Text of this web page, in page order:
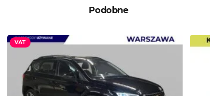
Podobne
VAT